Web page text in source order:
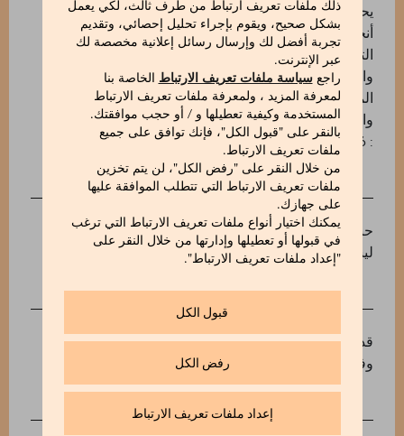
ذلك ملفات تعريف ارتباط من طرف ثالث، لكي يعمل
بشكل صحيح، ويقوم بإجراء تحليل إحصائي، وتقديم
تجربة أفضل لك وإرسال رسائل إعلانية مخصصة لك
عبر الإنترنت.
راجعسياسة ملفات تعريف الارتباط الخاصة بنا
لمعرفة المزيد ، ولمعرفة ملفات تعريف الارتباط
المستخدمة وكيفية تعطيلها و / أو حجب موافقتك.
بالنقر على "قبول الكل"، فإنك توافق على جميع
ملفات تعريف الارتباط.
من خلال النقر على "رفض الكل"، لن يتم تخزين
ملفات تعريف الارتباط التي تتطلب الموافقة عليها
على جهازك.
يمكنك اختيار أنواع ملفات تعريف الارتباط التي ترغب
في قبولها أو تعطيلها وإدارتها من خلال النقر على
"إعداد ملفات تعريف الارتباط".
قبول الكل
رفض الكل
إعداد ملفات تعريف الارتباط
يحرص مارشيسي 1824 على انتقاء أفضل أنواع الكوكا من
أنحاء العالم لتقدم إليكم ألواح الشوكولاتة الفاخرة بالغة
التميز. يمثل إقليم سيور ديل لاجو مصدر كوكا الكرويليو
والتارتينو المستخدمة في صناعة هذه الشوكولاتة الداكنة
المكررة. بما لها من خصائص مميزة من خلاصات اللوز
والقهوة مع نكهات قوية متشربة بها.
: 510624046_V
INGREDIENTS
حبوب الكاكاو، سكر القصب، زبدة الكاكاو، مستحلب:
ليسيثين عباد الشمس، فانيليا.
قد يحتوي على آثار من: مكسرات، صويا، حليب، سمسم
وفول سوداني.